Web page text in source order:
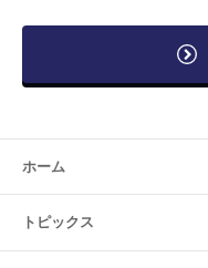
ホーム
トピックス